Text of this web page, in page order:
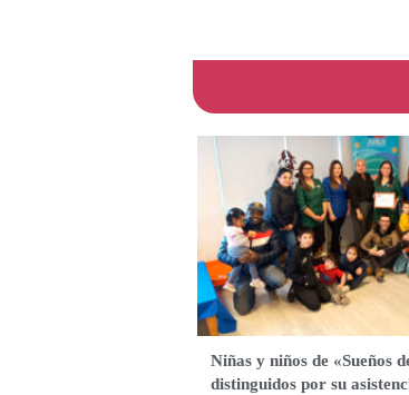
Niñas y niños de «Sueños
distinguidos por su